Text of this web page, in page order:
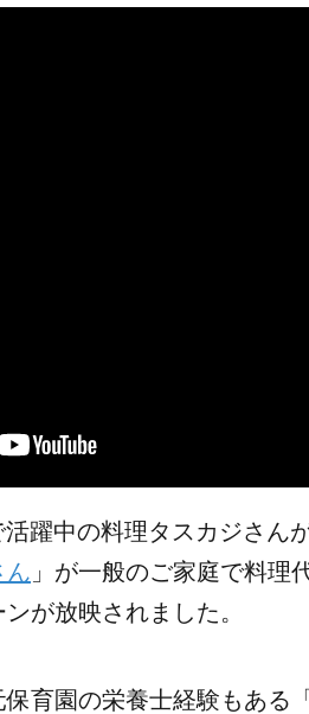
躍中の料理タスカジさん
ん 」が一般のご家庭で料理
が放映されました。
育園の栄養士経験もある